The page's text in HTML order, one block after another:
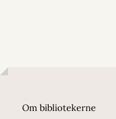
Om bibliotekerne